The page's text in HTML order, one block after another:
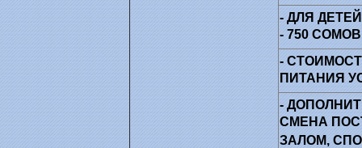
- ДЛЯ
- 750
-
ПИТАНИЯ
-
СМЕНА
ЗАЛОМ,